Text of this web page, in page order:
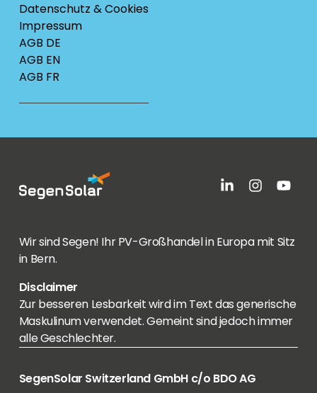
Datenschutz & Cookies
Impressum
AGB DE
AGB EN
AGB FR
Wir sind Segen! Ihr PV-Großhandel in Europa mit Sitz
in Bern.
Disclaimer
Zur besseren Lesbarkeit wird im Text das generische
Maskulinum verwendet. Gemeint sind jedoch immer
alle Geschlechter.
SegenSolar Switzerland GmbH c/o BDO AG